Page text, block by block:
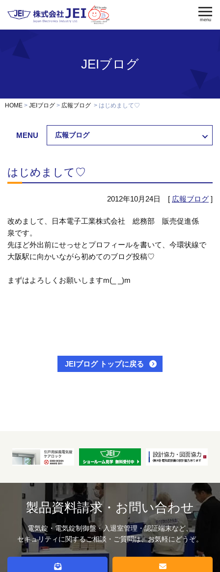
電気錠制御盤 入退室管理
納入事例
menu
JEIブログ
HOME JEIブログ 広報ブログ はじめまして♡
MENU 広報ブログ
はじめまして♡
2012年10月24日 [ 広報ブログ ]
改めまして、日本電子工業株式会社 総務部 販売促進係
泉です。
先ほど外出前にせっせとプロフィールを書いて、今環状線で
大阪駅に向かいながら初めてのブログ投稿♡
まずはよろしくお願いしますm(_ _)m
JEIブログ トップに戻る
製品資料請求・お問い合わせ
電気錠・電気錠制御盤・入退室管理・認証端末など、
セキュリティに関するご相談・ご質問は、お気軽にどうぞ。